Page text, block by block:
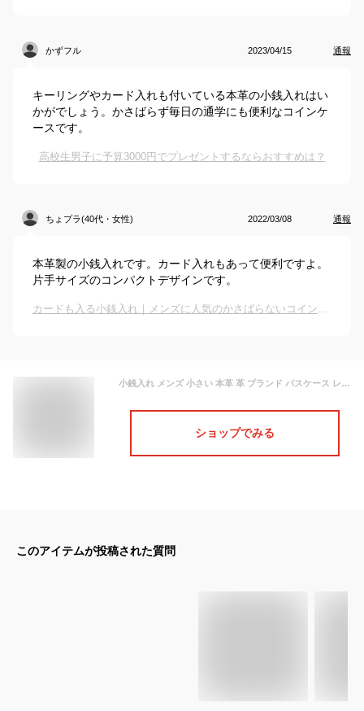
かずフル 2023/04/15 通報
キーリングやカード入れも付いている本革の小銭入れはい
かがでしょう。かさばらず毎日の通学にも便利なコインケ
ースです。
高校生男子に予算3000円でプレゼントするならおすすめは？
ちょプラ(40代・女性) 2022/03/08 通報
本革製の小銭入れです。カード入れもあって便利ですよ。
片手サイズのコンパクトデザインです。
カードも入る小銭入れ｜メンズに人気のかさばらないコインケースのおすすめは？
小銭入れ メンズ 小さい 本革 革 ブランド パスケース レディース 可愛い カードも入る コインケース カード レザー かわいい こぜにいれ 財布 さいふ サイフ 大容量 キーリング付 定期 見やすい 小さめ コンパクト キャッシュレス 男性 男子 高校生 黒 ブラック ギフト
ショップでみる
このアイテムが投稿された質問